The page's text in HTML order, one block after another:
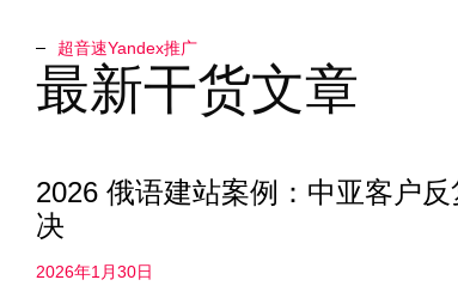
超音速Yandex推广​
最新干货文章
2026 俄语建站案例：中亚客户
决
2026年1月30日